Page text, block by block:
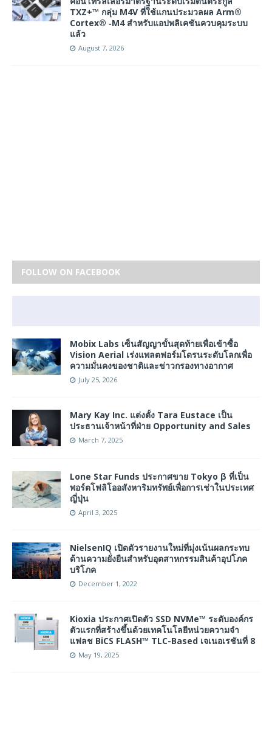
TXZ+™ กลุ่ม M4V ที่ใช้แกนประมวลผล Arm®
Cortex® ‑M4 สำหรับแอปพลิเคชันควบคุมระบบ
แล้ว
August 7, 2026
FOLLOW ON FACEBOOK
Mobix Labs เซ็นสัญญาขั้นสุดท้ายเพื่อเข้าซื้อ
Vision Aerial เร่งแพลตฟอร์มโดรนระดับโลกเพื่อ
ความมั่นคงของชาติและข่าวกรองทางอากาศ
July 25, 2026
Mary Kay Inc. แต่งตั้ง Tara Eustace เป็น
ประธานเจ้าหน้าที่ฝ่าย Opportunity and Sales
March 7, 2025
Lone Star Funds ประกาศขาย Tokyo β ที่เป็น
พอร์ตโฟลิโออสังหาริมทรัพย์เพื่อการเช่าในประเทศ
ญี่ปุ่น
April 3, 2025
NielsenIQ เปิดตัวรายงานใหม่ที่มุ่งเน้นผลกระทบ
ด้านความยั่งยืนสำหรับอุตสาหกรรมสินค้าอุปโภค
บริโภค
December 1, 2022
Kioxia ประกาศเปิดตัว SSD NVMe™ ระดับองค์กร
ตัวแรกที่สร้างขึ้นด้วยเทคโนโลยีหน่วยความจำ
แฟลช BiCS FLASH™ TLC-Based เจเนอเรชันที่ 8
May 19, 2025